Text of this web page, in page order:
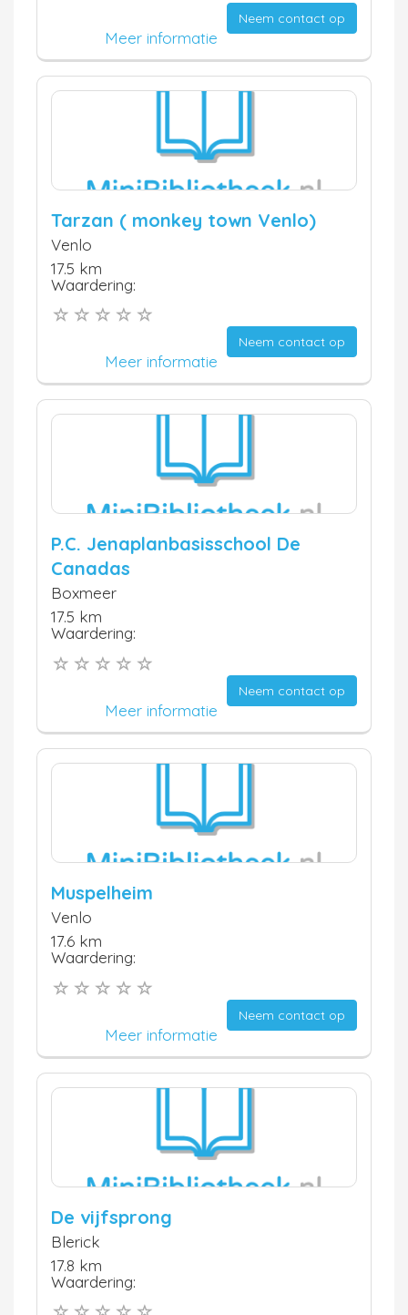
Neem contact op
Meer informatie
Tarzan ( monkey town Venlo)
Venlo
17.5 km
Waardering:
Neem contact op
Meer informatie
P.C. Jenaplanbasisschool De
Canadas
Boxmeer
17.5 km
Waardering:
Neem contact op
Meer informatie
Muspelheim
Venlo
17.6 km
Waardering:
Neem contact op
Meer informatie
De vijfsprong
Blerick
17.8 km
Waardering: